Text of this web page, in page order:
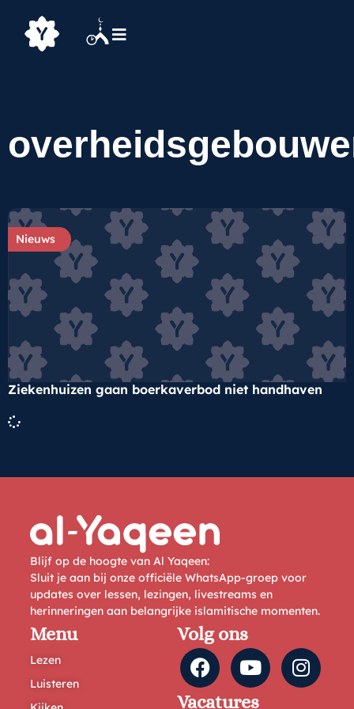
Nieuws
Ziekenhuizen gaan boerkaverbod niet handhaven
Blijf op de hoogte van Al Yaqeen:
Sluit je aan bij onze officiële WhatsApp-groep voor
updates over lessen, lezingen, livestreams en
herinneringen aan belangrijke islamitische momenten.
Menu
Lezen
Luisteren
Volg ons
Vacatures